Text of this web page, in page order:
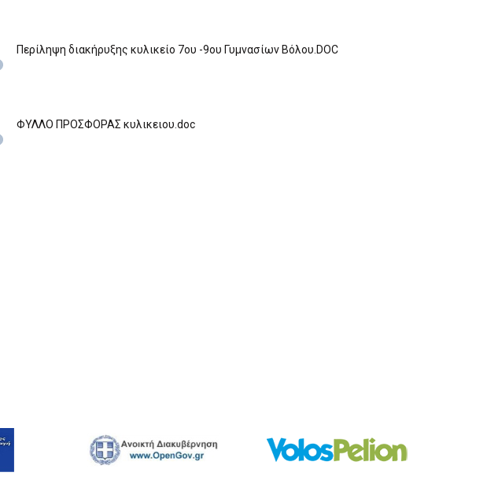
Περίληψη διακήρυξης κυλικείο 7ου -9ου Γυμνασίων Βόλου.DOC
ΦΥΛΛΟ ΠΡΟΣΦΟΡΑΣ κυλικειου.doc